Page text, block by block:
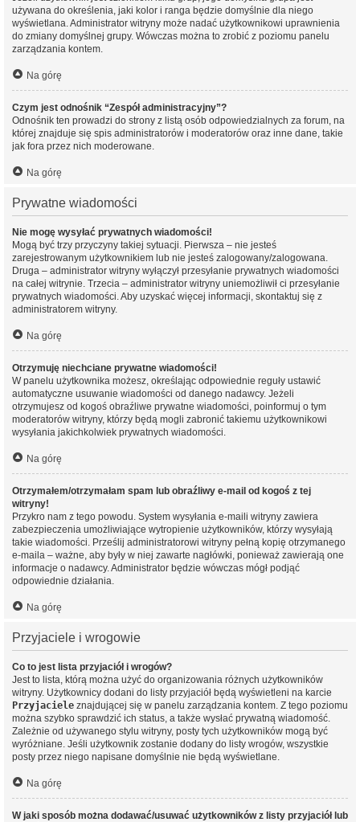
używana do określenia, jaki kolor i ranga będzie domyślnie dla niego
wyświetlana. Administrator witryny może nadać użytkownikowi uprawnienia
do zmiany domyślnej grupy. Wówczas można to zrobić z poziomu panelu
zarządzania kontem.
Na górę
Czym jest odnośnik “Zespół administracyjny”?
Odnośnik ten prowadzi do strony z listą osób odpowiedzialnych za forum, na
której znajduje się spis administratorów i moderatorów oraz inne dane, takie
jak fora przez nich moderowane.
Na górę
Prywatne wiadomości
Nie mogę wysyłać prywatnych wiadomości!
Mogą być trzy przyczyny takiej sytuacji. Pierwsza – nie jesteś
zarejestrowanym użytkownikiem lub nie jesteś zalogowany/zalogowana.
Druga – administrator witryny wyłączył przesyłanie prywatnych wiadomości
na całej witrynie. Trzecia – administrator witryny uniemożliwił ci przesyłanie
prywatnych wiadomości. Aby uzyskać więcej informacji, skontaktuj się z
administratorem witryny.
Na górę
Otrzymuję niechciane prywatne wiadomości!
W panelu użytkownika możesz, określając odpowiednie reguły ustawić
automatyczne usuwanie wiadomości od danego nadawcy. Jeżeli
otrzymujesz od kogoś obraźliwe prywatne wiadomości, poinformuj o tym
moderatorów witryny, którzy będą mogli zabronić takiemu użytkownikowi
wysyłania jakichkolwiek prywatnych wiadomości.
Na górę
Otrzymałem/otrzymałam spam lub obraźliwy e-mail od kogoś z tej
witryny!
Przykro nam z tego powodu. System wysyłania e-maili witryny zawiera
zabezpieczenia umożliwiające wytropienie użytkowników, którzy wysyłają
takie wiadomości. Prześlij administratorowi witryny pełną kopię otrzymanego
e-maila – ważne, aby były w niej zawarte nagłówki, ponieważ zawierają one
informacje o nadawcy. Administrator będzie wówczas mógł podjąć
odpowiednie działania.
Na górę
Przyjaciele i wrogowie
Co to jest lista przyjaciół i wrogów?
Jest to lista, którą można użyć do organizowania różnych użytkowników
witryny. Użytkownicy dodani do listy przyjaciół będą wyświetleni na karcie
Przyjaciele znajdującej się w panelu zarządzania kontem. Z tego poziomu
można szybko sprawdzić ich status, a także wysłać prywatną wiadomość.
Zależnie od używanego stylu witryny, posty tych użytkowników mogą być
wyróżniane. Jeśli użytkownik zostanie dodany do listy wrogów, wszystkie
posty przez niego napisane domyślnie nie będą wyświetlane.
Na górę
W jaki sposób można dodawać/usuwać użytkowników z listy przyjaciół lub